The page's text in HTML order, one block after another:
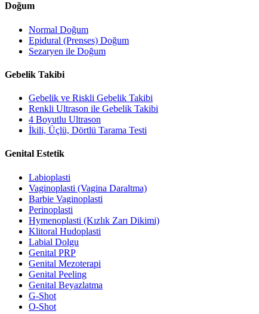
Doğum
Normal Doğum
Epidural (Prenses) Doğum
Sezaryen ile Doğum
Gebelik Takibi
Gebelik ve Riskli Gebelik Takibi
Renkli Ultrason ile Gebelik Takibi
4 Boyutlu Ultrason
İkili, Üçlü, Dörtlü Tarama Testi
Genital Estetik
Labioplasti
Vaginoplasti (Vagina Daraltma)
Barbie Vaginoplasti
Perinoplasti
Hymenoplasti (Kızlık Zarı Dikimi)
Klitoral Hudoplasti
Labial Dolgu
Genital PRP
Genital Mezoterapi
Genital Peeling
Genital Beyazlatma
G-Shot
O-Shot